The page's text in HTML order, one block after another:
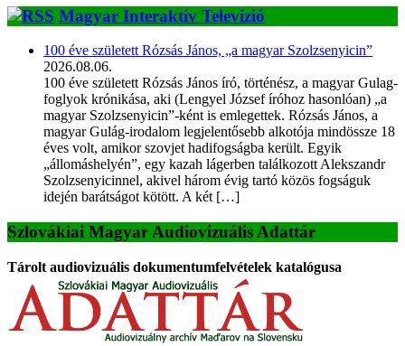
Magyar Interaktív Televízió
100 éve született Rózsás János, „a magyar Szolzsenyicin”
2026.08.06.
100 éve született Rózsás János író, történész, a magyar Gulag-
foglyok krónikása, aki (Lengyel József íróhoz hasonlóan) „a
magyar Szolzsenyicin”-ként is emlegettek. Rózsás János, a
magyar Gulág-irodalom legjelentősebb alkotója mindössze 18
éves volt, amikor szovjet hadifogságba került. Egyik
„állomáshelyén”, egy kazah lágerben találkozott Alekszandr
Szolzsenyicinnel, akivel három évig tartó közös fogságuk
idején barátságot kötött. A két […]
Szlovákiai Magyar Audiovizuális Adattár
Tárolt audiovizuális dokumentumfelvételek katalógusa